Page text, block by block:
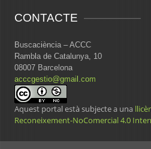
CONTACTE
Buscaciència – ACCC
Rambla de Catalunya, 10
08007 Barcelona
acccgestio@gmail.com
Aquest portal està subjecte a una
Reconeixement-NoComercial 4.0